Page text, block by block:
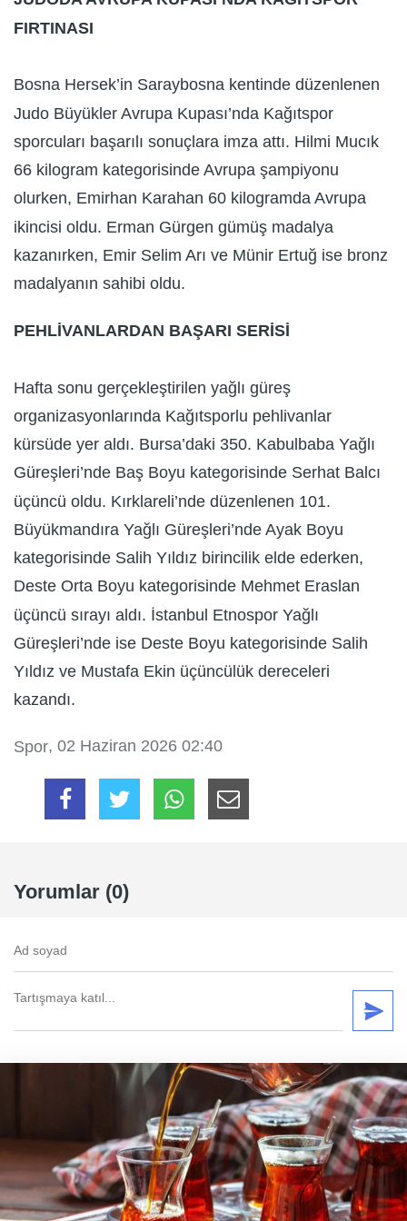
FIRTINASI
Bosna Hersek’in Saraybosna kentinde düzenlenen
Judo Büyükler Avrupa Kupası’nda Kağıtspor
sporcuları başarılı sonuçlara imza attı. Hilmi Mucık
66 kilogram kategorisinde Avrupa şampiyonu
olurken, Emirhan Karahan 60 kilogramda Avrupa
ikincisi oldu. Erman Gürgen gümüş madalya
kazanırken, Emir Selim Arı ve Münir Ertuğ ise bronz
madalyanın sahibi oldu.
PEHLİVANLARDAN BAŞARI SERİSİ
Hafta sonu gerçekleştirilen yağlı güreş
organizasyonlarında Kağıtsporlu pehlivanlar
kürsüde yer aldı. Bursa’daki 350. Kabulbaba Yağlı
Güreşleri’nde Baş Boyu kategorisinde Serhat Balcı
üçüncü oldu. Kırklareli’nde düzenlenen 101.
Büyükmandıra Yağlı Güreşleri’nde Ayak Boyu
kategorisinde Salih Yıldız birincilik elde ederken,
Deste Orta Boyu kategorisinde Mehmet Eraslan
üçüncü sırayı aldı. İstanbul Etnospor Yağlı
Güreşleri’nde ise Deste Boyu kategorisinde Salih
Yıldız ve Mustafa Ekin üçüncülük dereceleri
kazandı.
Spor, 02 Haziran 2026 02:40
Yorumlar (0)